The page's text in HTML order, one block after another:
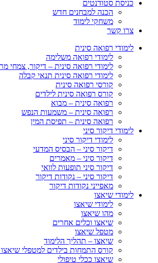
כניסת סטודנטים
הכנה למבחנים חדש
משחקי לימוד
צרו קשר
לימודי רפואה סינית
לימודי רפואה משלימה
לימודי רפואה סינית – דיקור, צמחי
לימודי רפואה סינית תנאי קבלה
קורסי רפואה סינית
קורס רפואה סינית לילדים
רפואה סינית – מבוא
רפואה סינית – משמעות הנפש
רפואה סינית – תפיסת המין
לימודי דיקור סיני
לימודי דיקור סיני
דיקור סיני – הבסיס המדעי
דיקור סיני – מאמרים
דיקור סיני תופעות לוואי
דיקור סיני – נקודות דיקור
מאפייני נקודות דיקור
לימודי שיאצו
לימודי שיאצו
מהו שיאצו
שיאצו וכלים אחרים
מטפל שיאצו
שיאצו – תהליך הלימוד
קורס התמחות בילדים למטפלי שיאצו
שיאצו ככלי טיפולי